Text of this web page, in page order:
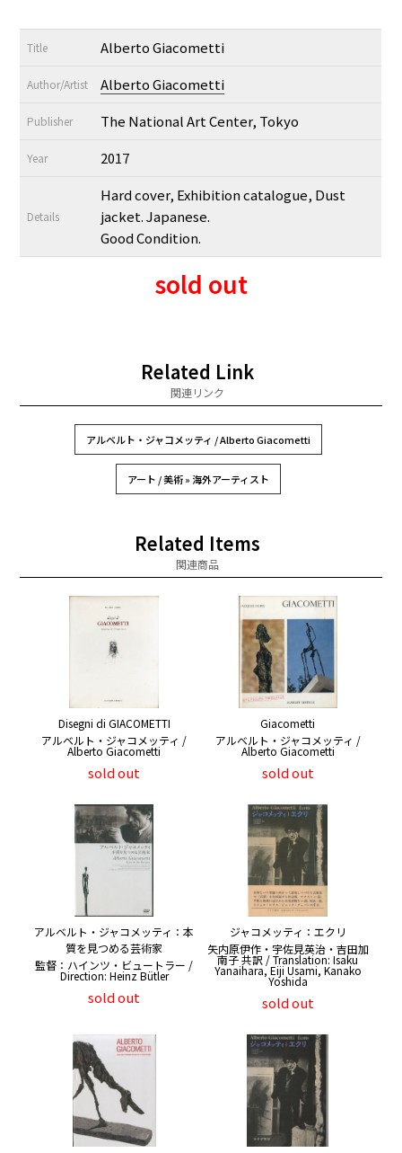
Title Alberto Giacometti
Author/Artist Alberto Giacometti
Publisher The National Art Center, Tokyo
Year 2017
Details
Hard cover, Exhibition catalogue, Dust
jacket. Japanese.
Good Condition.
sold out
Related Link
関連リンク
アルベルト・ジャコメッティ / Alberto Giacometti
アート / 美術 » 海外アーティスト
Related Items
関連商品
Disegni di GIACOMETTI
アルベルト・ジャコメッティ /
Alberto Giacometti
sold out
Giacometti
アルベルト・ジャコメッティ /
Alberto Giacometti
sold out
アルベルト・ジャコメッティ：本
質を見つめる芸術家
監督：ハインツ・ビュートラー /
Direction: Heinz Bütler
sold out
ジャコメッティ：エクリ
矢内原伊作・宇佐見英治・吉田加
南子 共訳 / Translation: Isaku
Yanaihara, Eiji Usami, Kanako
Yoshida
sold out